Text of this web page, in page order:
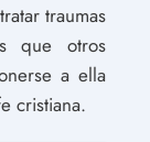
traumas
que otros
a ella
cristiana.